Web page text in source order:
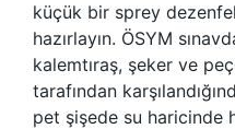
küçük bir sprey
hazırlayın. ÖSYM
kalemtıraş, şeker ve
tarafından
pet şişede su haricinde